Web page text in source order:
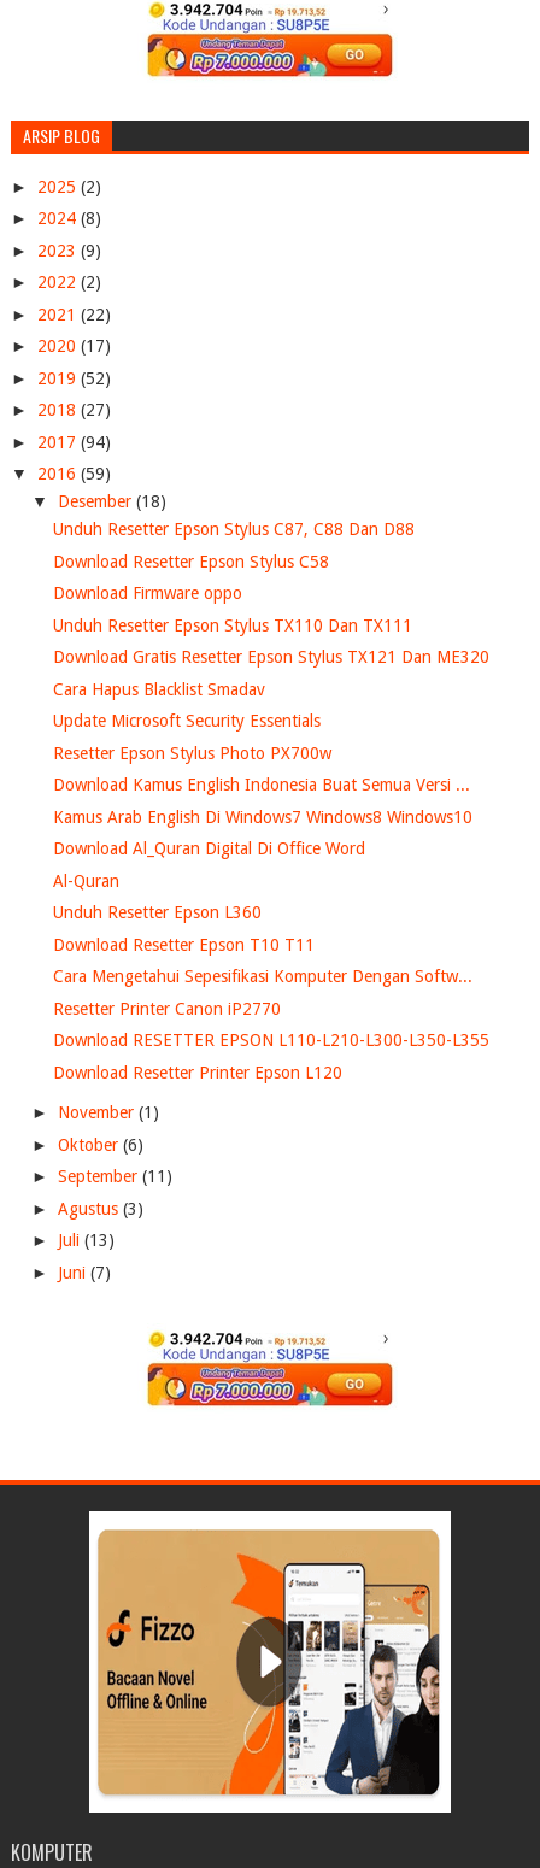
ARSIP BLOG
► 2025 (2)
► 2024 (8)
► 2023 (9)
► 2022 (2)
► 2021 (22)
► 2020 (17)
► 2019 (52)
► 2018 (27)
► 2017 (94)
▼ 2016 (59)
▼ Desember (18)
Unduh Resetter Epson Stylus C87, C88 Dan D88
Download Resetter Epson Stylus C58
Download Firmware oppo
Unduh Resetter Epson Stylus TX110 Dan TX111
Download Gratis Resetter Epson Stylus TX121 Dan ME320
Cara Hapus Blacklist Smadav
Update Microsoft Security Essentials
Resetter Epson Stylus Photo PX700w
Download Kamus English Indonesia Buat Semua Versi ...
Kamus Arab English Di Windows7 Windows8 Windows10
Download Al_Quran Digital Di Office Word
Al-Quran
Unduh Resetter Epson L360
Download Resetter Epson T10 T11
Cara Mengetahui Sepesifikasi Komputer Dengan Softw...
Resetter Printer Canon iP2770
Download RESETTER EPSON L110-L210-L300-L350-L355
Download Resetter Printer Epson L120
► November (1)
► Oktober (6)
► September (11)
► Agustus (3)
► Juli (13)
► Juni (7)
KOMPUTER